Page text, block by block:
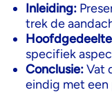
Inleiding:
trek de
specifiek
Conclusie:Vat
eindig met een